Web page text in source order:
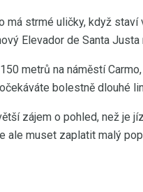
má strmé uličky, když
Elevador de Santa
metrů na náměstí
bolestně dlouhé
zájem o pohled, než je
ale muset zaplatit malý